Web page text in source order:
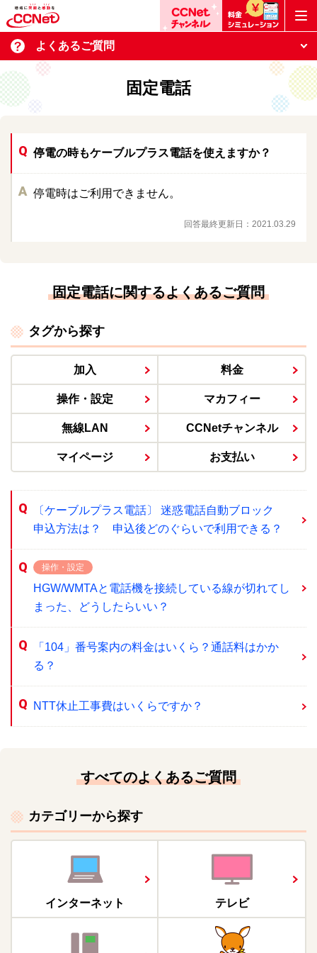
よくあるご質問
固定電話
停電の時もケーブルプラス電話を使えますか？
停電時はご利用できません。
回答最終更新日： 2021.03.29
固定電話に関するよくあるご質問
タグから探す
加入 料金
操作・設定 マカフィー
無線LAN CCNetチャンネル
マイページ お支払い
〔ケーブルプラス電話〕 迷惑電話自動ブロック
申込方法は？ 申込後どのぐらいで利用できる？
操作・設定
HGW/WMTAと電話機を接続している線が切れてし
まった、どうしたらいい？
「104」番号案内の料金はいくら？通話料はかか
る？
NTT休止工事費はいくらですか？
すべてのよくあるご質問
カテゴリーから探す
インターネット テレビ